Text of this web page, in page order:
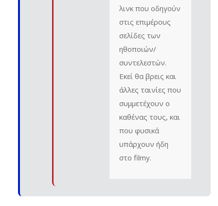
λινκ που οδηγούν
στις επιμέρους
σελίδες των
ηθοποιών/
συντελεστών.
Εκεί θα βρεις και
άλλες ταινίες που
συμμετέχουν ο
καθένας τους, και
που φυσικά
υπάρχουν ήδη
στο filmy.